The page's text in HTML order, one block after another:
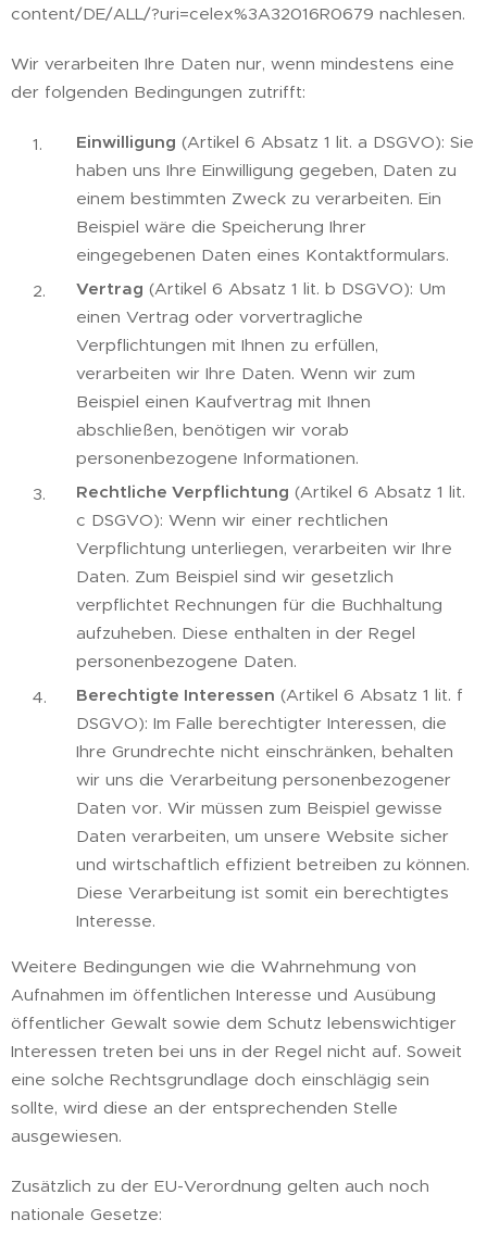
content/DE/ALL/?uri=celex%3A32016R0679 nachlesen.
Wir verarbeiten Ihre Daten nur, wenn mindestens eine
der folgenden Bedingungen zutrifft:
Einwilligung (Artikel 6 Absatz 1 lit. a DSGVO): Sie
haben uns Ihre Einwilligung gegeben, Daten zu
einem bestimmten Zweck zu verarbeiten. Ein
Beispiel wäre die Speicherung Ihrer
eingegebenen Daten eines Kontaktformulars.
Vertrag (Artikel 6 Absatz 1 lit. b DSGVO): Um
einen Vertrag oder vorvertragliche
Verpflichtungen mit Ihnen zu erfüllen,
verarbeiten wir Ihre Daten. Wenn wir zum
Beispiel einen Kaufvertrag mit Ihnen
abschließen, benötigen wir vorab
personenbezogene Informationen.
Rechtliche Verpflichtung (Artikel 6 Absatz 1 lit.
c DSGVO): Wenn wir einer rechtlichen
Verpflichtung unterliegen, verarbeiten wir Ihre
Daten. Zum Beispiel sind wir gesetzlich
verpflichtet Rechnungen für die Buchhaltung
aufzuheben. Diese enthalten in der Regel
personenbezogene Daten.
Berechtigte Interessen (Artikel 6 Absatz 1 lit. f
DSGVO): Im Falle berechtigter Interessen, die
Ihre Grundrechte nicht einschränken, behalten
wir uns die Verarbeitung personenbezogener
Daten vor. Wir müssen zum Beispiel gewisse
Daten verarbeiten, um unsere Website sicher
und wirtschaftlich effizient betreiben zu können.
Diese Verarbeitung ist somit ein berechtigtes
Interesse.
Weitere Bedingungen wie die Wahrnehmung von
Aufnahmen im öffentlichen Interesse und Ausübung
öffentlicher Gewalt sowie dem Schutz lebenswichtiger
Interessen treten bei uns in der Regel nicht auf. Soweit
eine solche Rechtsgrundlage doch einschlägig sein
sollte, wird diese an der entsprechenden Stelle
ausgewiesen.
Zusätzlich zu der EU-Verordnung gelten auch noch
nationale Gesetze: